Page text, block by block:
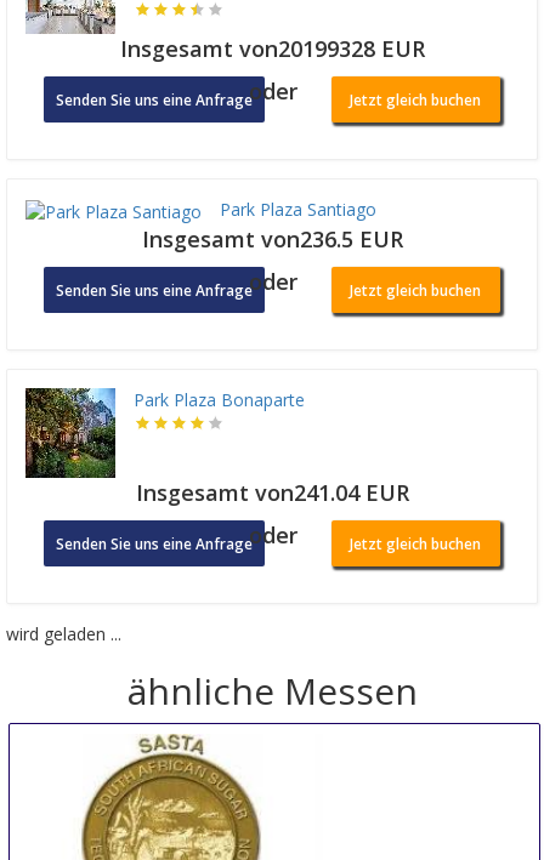
Insgesamt von20199328 EUR
Senden Sie uns eine Anfrageoder Jetzt gleich buchen
Park Plaza Santiago
Insgesamt von236.5 EUR
Senden Sie uns eine Anfrageoder Jetzt gleich buchen
Park Plaza Bonaparte
Insgesamt von241.04 EUR
Senden Sie uns eine Anfrageoder Jetzt gleich buchen
wird geladen ...
ähnliche Messen